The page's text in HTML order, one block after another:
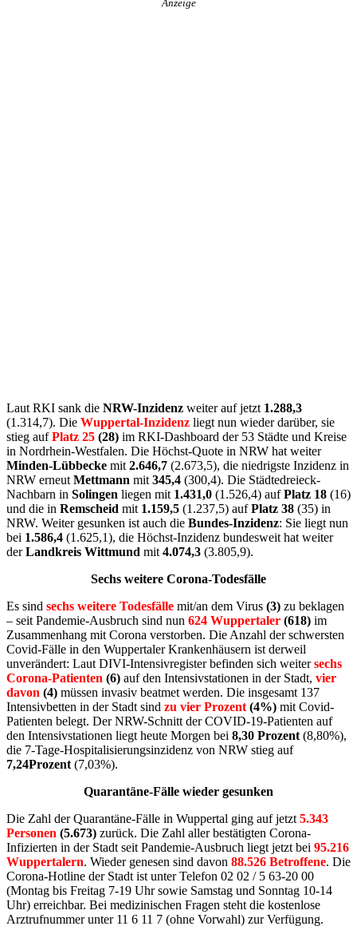
Anzeige
Laut RKI sank die NRW-Inzidenz weiter auf jetzt 1.288,3
(1.314,7). Die Wuppertal-Inzidenz liegt nun wieder darüber, sie
stieg aufPlatz 25 (28) im RKI-Dashboard der 53 Städte und Kreise
in Nordrhein-Westfalen. Die Höchst-Quote in NRW hat weiter
Minden-Lübbecke mit 2.646,7 (2.673,5), die niedrigste Inzidenz in
NRW erneut Mettmann mit 345,4 (300,4). Die Städtedreieck-
Nachbarn in Solingen liegen mit 1.431,0 (1.526,4) aufPlatz 18 (16)
und die in Remscheid mit 1.159,5 (1.237,5) aufPlatz 38 (35) in
NRW. Weiter gesunken ist auch die Bundes-Inzidenz: Sie liegt nun
bei 1.586,4 (1.625,1), die Höchst-Inzidenz bundesweit hat weiter
derLandkreis Wittmund mit 4.074,3 (3.805,9).
Sechs weitere Corona-Todesfälle
Es sind sechs weitere Todesfälle mit/an dem Virus (3) zu beklagen
– seit Pandemie-Ausbruch sind nun 624 Wuppertaler (618) im
Zusammenhang mit Corona verstorben. Die Anzahl der schwersten
Covid-Fälle in den Wuppertaler Krankenhäusern ist derweil
unverändert: Laut DIVI-Intensivregister befinden sich weitersechs
Corona-Patienten (6) auf den Intensivstationen in der Stadt, vier
davon (4) müssen invasiv beatmet werden. Die insgesamt 137
Intensivbetten in der Stadt sind zu vier Prozent (4%) mit Covid-
Patienten belegt. Der NRW-Schnitt der COVID-19-Patienten auf
den Intensivstationen liegt heute Morgen bei 8,30 Prozent (8,80%),
die 7-Tage-Hospitalisierungsinzidenz von NRW stieg auf
7,24Prozent (7,03%).
Quarantäne-Fälle wieder gesunken
Die Zahl der Quarantäne-Fälle in Wuppertal ging auf jetzt 5.343
Personen (5.673) zurück. Die Zahl aller bestätigten Corona-
Infizierten in der Stadt seit Pandemie-Ausbruch liegt jetzt bei 95.216
Wuppertalern. Wieder genesen sind davon 88.526 Betroffene. Die
Corona-Hotline der Stadt ist unter Telefon 02 02 / 5 63-20 00
(Montag bis Freitag 7-19 Uhr sowie Samstag und Sonntag 10-14
Uhr) erreichbar. Bei medizinischen Fragen steht die kostenlose
Arztrufnummer unter 11 6 11 7 (ohne Vorwahl) zur Verfügung.